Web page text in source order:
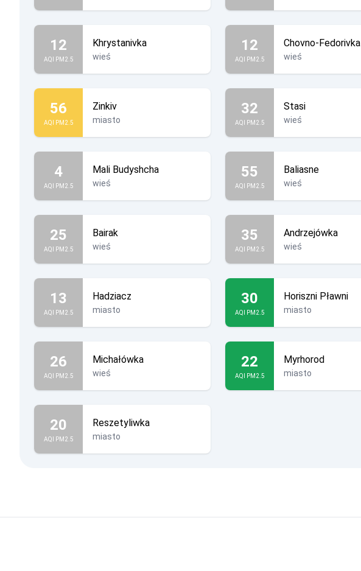
12
AQI PM2.5
Khrystanivka
wieś
12
AQI PM2.5
Chovno-Fedorivka
wieś
56
AQI PM2.5
Zinkiv
miasto
32
AQI PM2.5
Stasi
wieś
4
AQI PM2.5
Mali Budyshcha
wieś
55
AQI PM2.5
Baliasne
wieś
25
AQI PM2.5
Bairak
wieś
35
AQI PM2.5
Andrzejówka
wieś
13
AQI PM2.5
Hadziacz
miasto
30
AQI PM2.5
Horiszni Pławni
miasto
26
AQI PM2.5
Michałówka
wieś
22
AQI PM2.5
Myrhorod
miasto
20
AQI PM2.5
Reszetyliwka
miasto